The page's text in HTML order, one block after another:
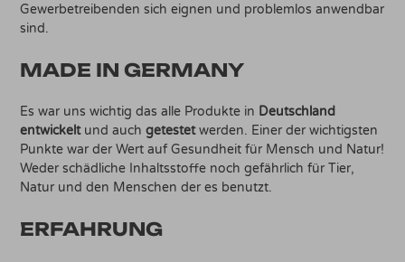
Gewerbetreibenden sich eignen und problemlos anwendbar
sind.
MADE IN GERMANY
Es war uns wichtig das alle Produkte in Deutschland
entwickeltund auchgetestetwerden. Einer der wichtigsten
Punkte war der Wert auf Gesundheit für Mensch und Natur!
Weder schädliche Inhaltsstoffe noch gefährlich für Tier,
Natur und den Menschen der es benutzt.
ERFAHRUNG